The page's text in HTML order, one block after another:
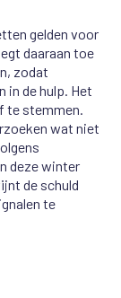
gelden voor
daaraan toe
, zodat
in de hulp. Het
te stemmen.
wat niet
deze winter
de schuld
te